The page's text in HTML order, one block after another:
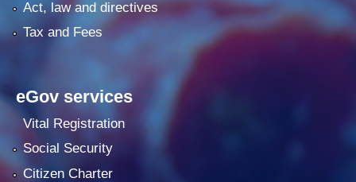
Act, law and directives
Tax and Fees
eGov services
Vital Registration
Social Security
Citizen Charter